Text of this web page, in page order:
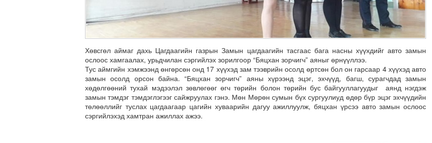
Хөвсгөл аймаг дахь Цагдаагийн газрын Замын цагдаагийн тасгаас бага насны хүүхдийг авто замын
ослоос хамгаалах, урьдчилан сэргийлэх зорилгоор “Бяцхан зорчигч” аяныг өрнүүллээ.
Тус аймгийн хэмжээнд өнгөрсөн онд 17 хүүхэд зам тээврийн осолд өртсөн бол он гарсаар 4 хүүхэд авто
замын осолд орсон байна. “Бяцхан зорчигч” аяны хүрээнд эцэг, эхчүүд, багш, сурагчдад замын
хөдөлгөөний тухай мэдээлэл зөвлөгөөг өгч төрийн болон төрийн бус байгууллагуудыг аянд нэгдэж
замын тэмдэг тэмдэглэгээг сайжруулах гэнэ. Мөн Мөрөн сумын бүх сургуулиуд өдөр бүр эцэг эхчүүдийн
төлөөллийг туслах цагдаагаар цагийн хуваарийн дагуу ажиллуулж, бяцхан үрсээ авто замын ослоос
сэргийлэхэд хамтран ажиллах ажээ.